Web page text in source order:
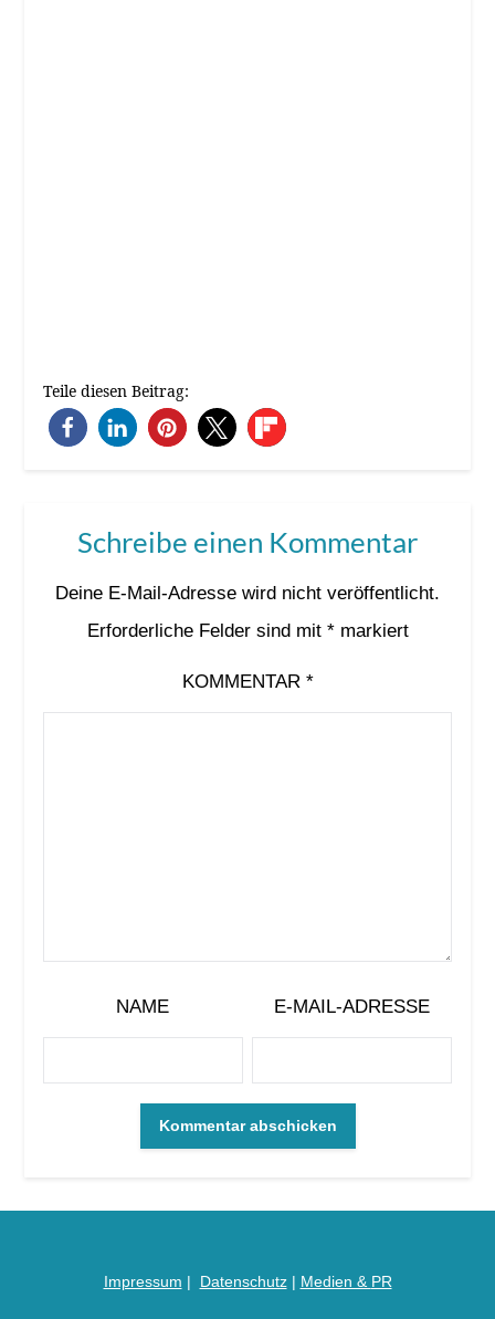
Teile diesen Beitrag:
Schreibe einen Kommentar
Deine E-Mail-Adresse wird nicht veröffentlicht.
Erforderliche Felder sind mit *markiert
KOMMENTAR *
NAME E-MAIL-ADRESSE
Impressum | Datenschutz| Medien & PR